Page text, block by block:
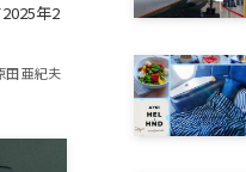
年2
田 亜紀夫